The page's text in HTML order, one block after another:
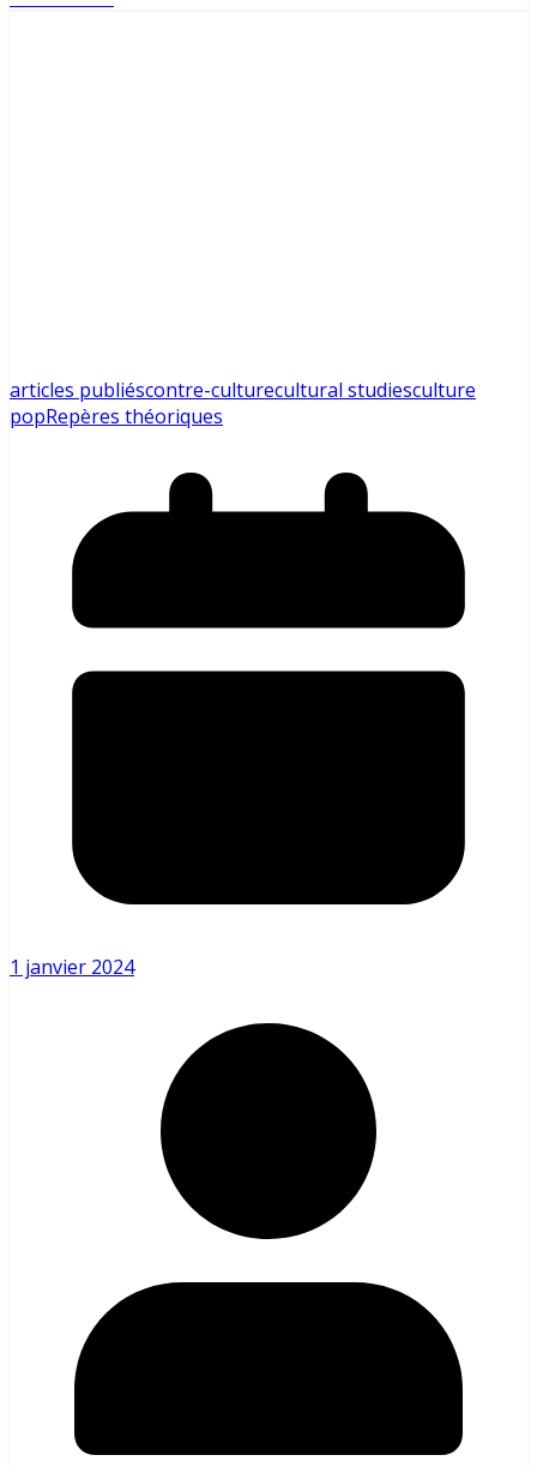
articles publiéscontre-culturecultural studiesculture
popRepères théoriques
1 janvier 2024